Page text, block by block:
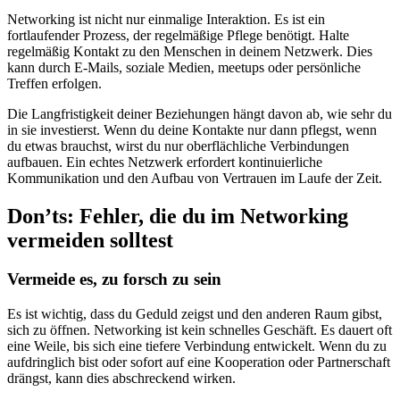
Networking ist nicht nur einmalige Interaktion. Es ist ein
fortlaufender Prozess, der regelmäßige Pflege benötigt. Halte
regelmäßig Kontakt zu den Menschen in deinem Netzwerk. Dies
kann durch E-Mails, soziale Medien, meetups oder persönliche
Treffen erfolgen.
Die Langfristigkeit deiner Beziehungen hängt davon ab, wie sehr du
in sie investierst. Wenn du deine Kontakte nur dann pflegst, wenn
du etwas brauchst, wirst du nur oberflächliche Verbindungen
aufbauen. Ein echtes Netzwerk erfordert kontinuierliche
Kommunikation und den Aufbau von Vertrauen im Laufe der Zeit.
Don’ts: Fehler, die du im Networking
vermeiden solltest
Vermeide es, zu forsch zu sein
Es ist wichtig, dass du Geduld zeigst und den anderen Raum gibst,
sich zu öffnen. Networking ist kein schnelles Geschäft. Es dauert oft
eine Weile, bis sich eine tiefere Verbindung entwickelt. Wenn du zu
aufdringlich bist oder sofort auf eine Kooperation oder Partnerschaft
drängst, kann dies abschreckend wirken.